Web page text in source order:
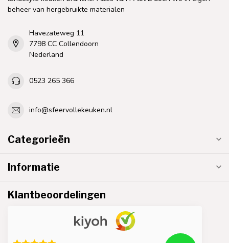
beheer van hergebruikte materialen
Havezateweg 11
7798 CC Collendoorn
Nederland
0523 265 366
info@sfeervollekeuken.nl
Categorieën
Informatie
Klantbeoordelingen